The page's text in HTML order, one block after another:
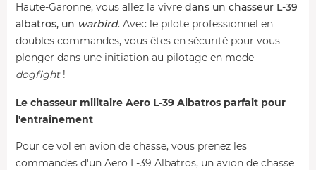
Haute-Garonne, vous allez la vivre dans un chasseur L-39
albatros, un warbird. Avec le pilote professionnel en
doubles commandes, vous êtes en sécurité pour vous
plonger dans une initiation au pilotage en mode
dogfight!
Le chasseur militaire Aero L-39 Albatros parfait pour
l'entraînement
Pour ce vol en avion de chasse, vous prenez les
commandes d'un Aero L-39 Albatros, un avion de chasse